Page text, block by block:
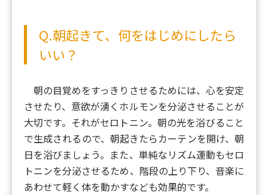
Q.朝起きて、何をはじめにしたら
いい？
朝の目覚めをすっきりさせるためには、心を安定
させたり、意欲が湧くホルモンを分泌させることが
大切です。それがセロトニン。朝の光を浴びること
で生成されるので、朝起きたらカーテンを開け、朝
日を浴びましょう。また、単純なリズム運動もセロ
トニンを分泌させるため、階段の上り下り、音楽に
あわせて軽く体を動かすなども効果的です。